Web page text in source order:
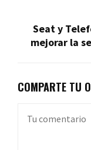
Seat y
mejorar la
COMPARTE TU